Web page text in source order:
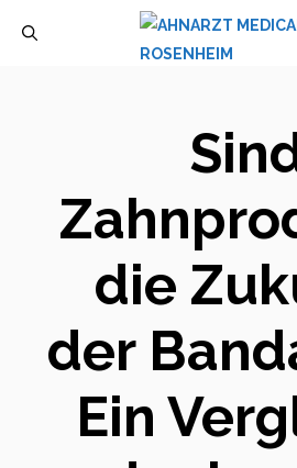
die
der
Ein